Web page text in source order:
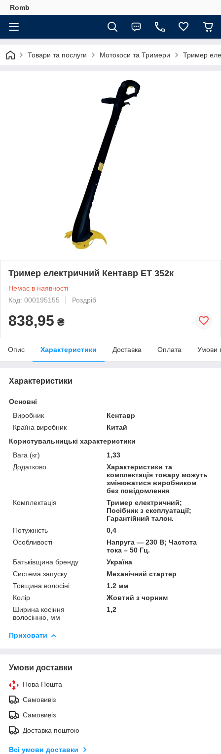
Romb
Товари та послуги Мотокоси та Тримери Тример
Тример електричний Кентавр ET 352к
Немає в наявності
Код: 000195155
Роздріб
838,95 ₴
Опис Характеристики Доставка Оплата Умови
Характеристики
Основні
Виробник
Кентавр
Країна виробник
Китай
Користувальницькі характеристики
Вага (кг)
1,33
Додатково
Характеристики та
комплектація товару можуть
змінюватися виробником
без повідомлення
Комплектація
Тример електричний;
Посібник з експлуатації;
Гарантійний талон.
Потужність
0,4
Особливості
Напруга — 230 В; Частота
тока – 50 Гц.
Батьківщина бренду
Україна
Система запуску
Механічний стартер
Товщина волосіні
1.2 мм
Колір
Жовтий з чорним
Ширина косіння
волосінню, мм
1,2
Приховати
Умови доставки
Нова Пошта
Самовивіз
Самовивіз
Доставка поштою
Всі умови доставки